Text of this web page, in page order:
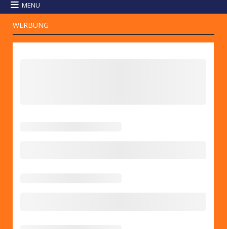
MENU
WERBUNG